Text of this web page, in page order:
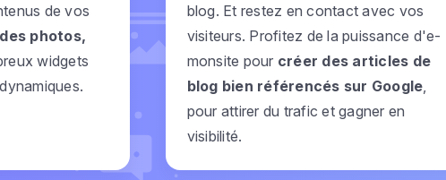
de vos
photos,
widgets
blog. Et restez en contact avec vos
visiteurs. Profitez de la puissance d'e-
monsite pour créer des articles de
blog bien référencés sur Google
pour attirer du trafic et gagner en
visibilité.